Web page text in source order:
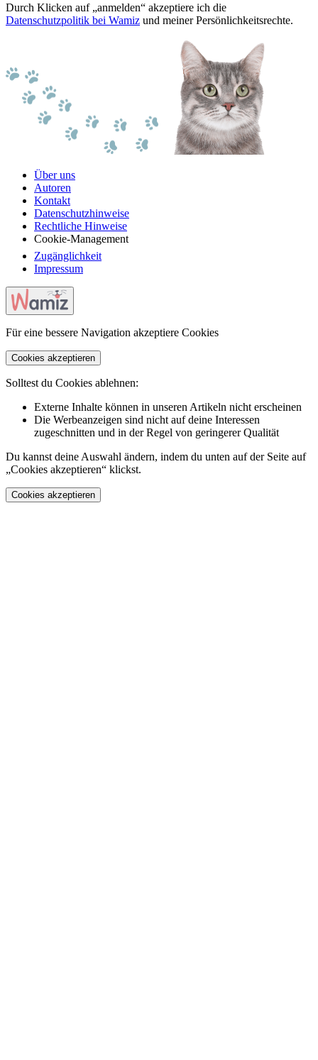
Durch Klicken auf „anmelden“ akzeptiere ich die
Datenschutzpolitik bei Wamiz und meiner Persönlichkeitsrechte.
Über uns
Autoren
Kontakt
Datenschutzhinweise
Rechtliche Hinweise
Cookie-Management
Zugänglichkeit
Impressum
Für eine bessere Navigation akzeptiere Cookies
Cookies akzeptieren
Solltest du Cookies ablehnen:
Externe Inhalte können in unseren Artikeln nicht erscheinen
Die Werbeanzeigen sind nicht auf deine Interessen
zugeschnitten und in der Regel von geringerer Qualität
Du kannst deine Auswahl ändern, indem du unten auf der Seite auf
„Cookies akzeptieren“ klickst.
Cookies akzeptieren